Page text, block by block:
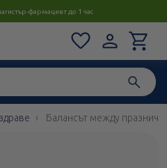
фармацевт до 1 час
Балансът между